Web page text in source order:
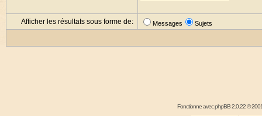
Afficher les résultats sous forme de: Messages Sujets
Fonctionne avecphpBB2.0.22 ©